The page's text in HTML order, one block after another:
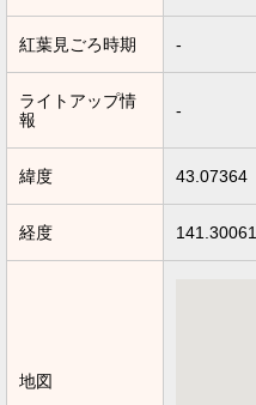
紅葉見ごろ時期 -
ライトアップ情
報
-
緯度 43.07364
経度 141.30061
地図